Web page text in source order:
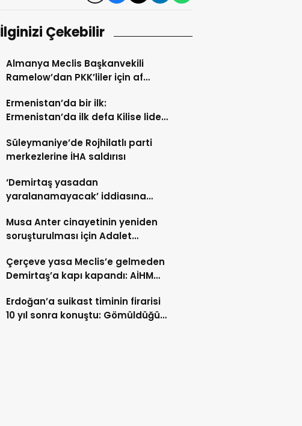
İlginizi Çekebilir
Almanya Meclis Başkanvekili
Ramelow’dan PKK’liler için af
Ermenistan’da bir ilk:
Ermenistan’da ilk defa Kilise lideri
Süleymaniye’de Rojhilatlı parti
merkezlerine İHA saldırısı
‘Demirtaş yasadan
yaralanamayacak’ iddiasına
Musa Anter cinayetinin yeniden
soruşturulması için Adalet
Çerçeve yasa Meclis’e gelmeden
Demirtaş’a kapı kapandı: AİHM
siyasi veto tartışması
Erdoğan’a suikast timinin firarisi
10 yıl sonra konuştu: Gömüldüğü